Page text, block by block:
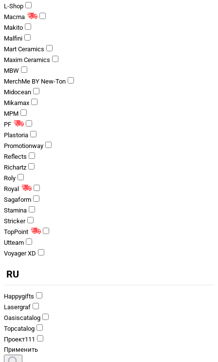
L-Shop
Macma
Makito
Malfini
Mart Ceramics
Maxim Ceramics
MBW
MerchMe BY New-Ton
Midocean
Mikamax
MPM
PF
Plastoria
Promotionway
Reflects
Richartz
Roly
Royal
Sagaform
Stamina
Stricker
TopPoint
Utteam
Voyager XD
RU
Happygifts
Lasergraf
Oasiscatalog
Topcatalog
Проект111
Применить